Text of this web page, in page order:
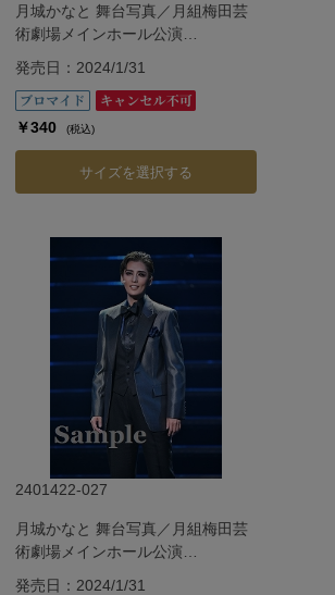
月城かなと 舞台写真／月組梅田芸
術劇場メインホール公演
『G.O.A.T』
発売日：2024/1/31
￥340 (税込)
サイズを選択する
2401422-027
月城かなと 舞台写真／月組梅田芸
術劇場メインホール公演
『G.O.A.T』
発売日：2024/1/31